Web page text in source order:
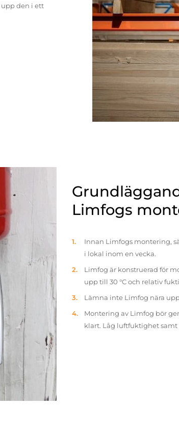
upp den i ett
Limfogs
Innan Limfogs montering,
i lokal inom en vecka.
Limfog är konstruerad för
upp till 30 °C och relativ
Lämna inte Limfog nära
Montering av Limfog bör
klart. Låg luftfuktighet samt